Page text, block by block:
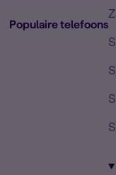
Populaire telefoons